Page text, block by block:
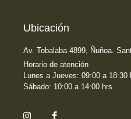
Ubicación
Av. Tobalaba 4899, Ñuñoa.
Horario de atención
Lunes a Jueves: 09:00 a
Sábado: 10:00 a 14:00 hrs